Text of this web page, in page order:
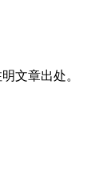
文章出处。